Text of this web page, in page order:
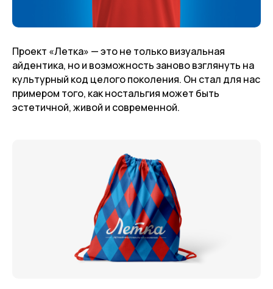
Проект «Летка» — это не только визуальная
айдентика, но и возможность заново взглянуть на
культурный код целого поколения. Он стал для нас
примером того, как ностальгия может быть
эстетичной, живой и современной.